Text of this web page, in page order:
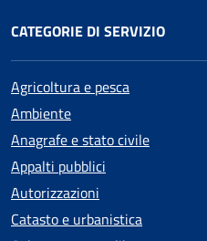
CATEGORIE DI SERVIZIO
Agricoltura e pesca
Ambiente
Anagrafe e stato civile
Appalti pubblici
Autorizzazioni
Catasto e urbanistica